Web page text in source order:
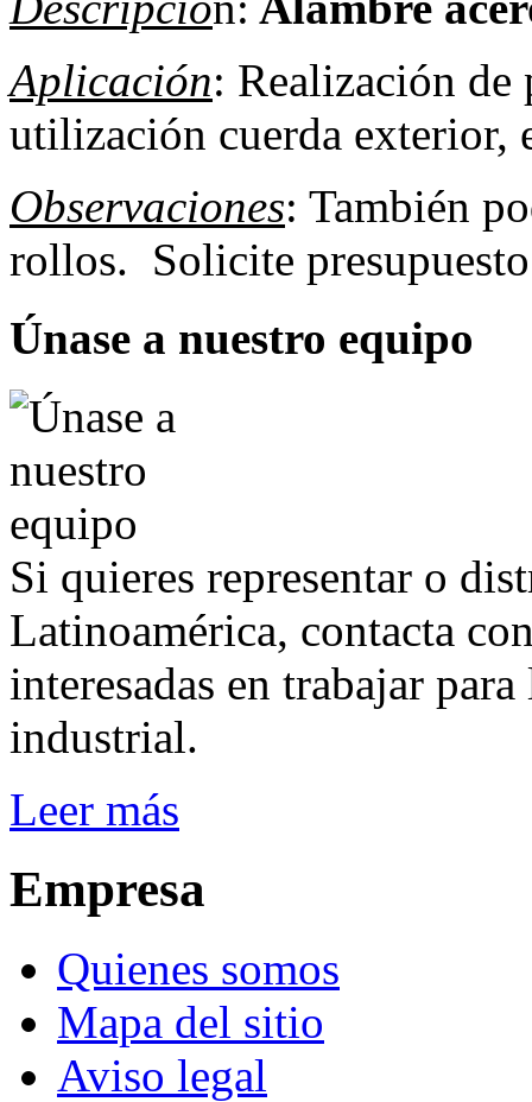
Aplicación: Realización de
utilización cuerda exterior,
Observaciones: También
rollos. Solicite presupuesto
Únase a nuestro equipo
Si quieres representar o
Latinoamérica, contacta
interesadas en trabajar
industrial.
Leer más
Empresa
Quienes somos
Mapa del sitio
Aviso legal